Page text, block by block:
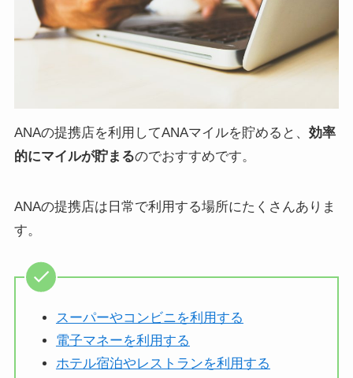
ANAの提携店を利用してANAマイルを貯めると、 効率
的にマイルが貯まるのでおすすめです。
ANAの提携店は日常で利用する場所にたくさんありま
す。
スーパーやコンビニを利用する
電子マネーを利用する
ホテル宿泊やレストランを利用する